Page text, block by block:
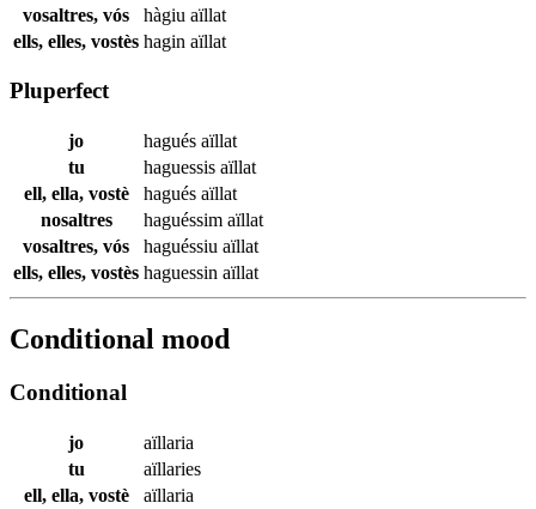
vosaltres, vós
hàgiu aïllat
ells, elles, vostès hagin aïllat
Pluperfect
jo hagués aïllat
tu
haguessis aïllat
ell, ella, vostè
hagués aïllat
nosaltres
haguéssim aïllat
vosaltres, vós
haguéssiu aïllat
ells, elles, vostès haguessin aïllat
Conditional mood
Conditional
jo
aïllaria
tu
aïllaries
ell, ella, vostè
aïllaria